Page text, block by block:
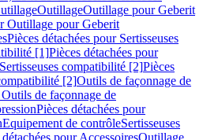
OutillageOutillage pour Geberit
Outillage pour Geberit
Pièces détachées pour Sertisseuses
[1]Pièces détachées pour
Sertisseuses compatibilité [2]Pièces
[2]Outils de façonnage de
de façonnage de
Pièces détachées pour
Equipement de contrôleSertisseuses
détachées pour AccessoiresOutillage